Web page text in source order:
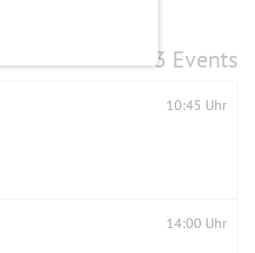
3 Events
10:45 Uhr
14:00 Uhr